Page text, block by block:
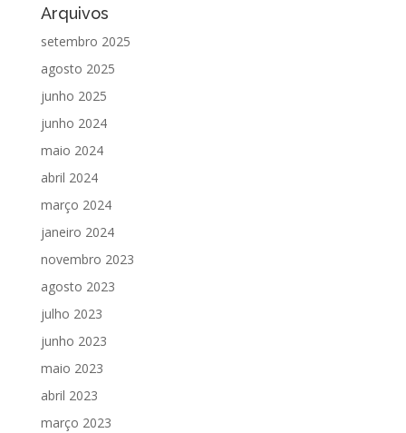
Arquivos
setembro 2025
agosto 2025
junho 2025
junho 2024
maio 2024
abril 2024
março 2024
janeiro 2024
novembro 2023
agosto 2023
julho 2023
junho 2023
maio 2023
abril 2023
março 2023